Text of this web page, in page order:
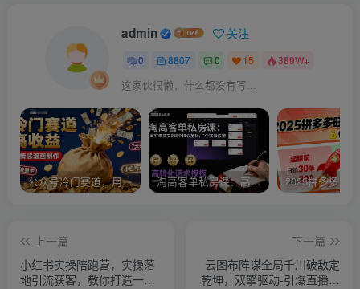
admin 关注
0 8807 0 15 389W+
这家伙很懒，什么都没有写...
公众号冷门赛道，用AI做情感漫画，7天开通流量主，操作简单，小白可玩 淘高客单私房课：高客单成交的3个核心基础，1个实操法宝
上一篇
小红书实操陪跑营，实操落
地引流获客，教你打造一个
下一篇
云图布阵谋全局千川破敌定
乾坤，双擎驱动-引爆直播间